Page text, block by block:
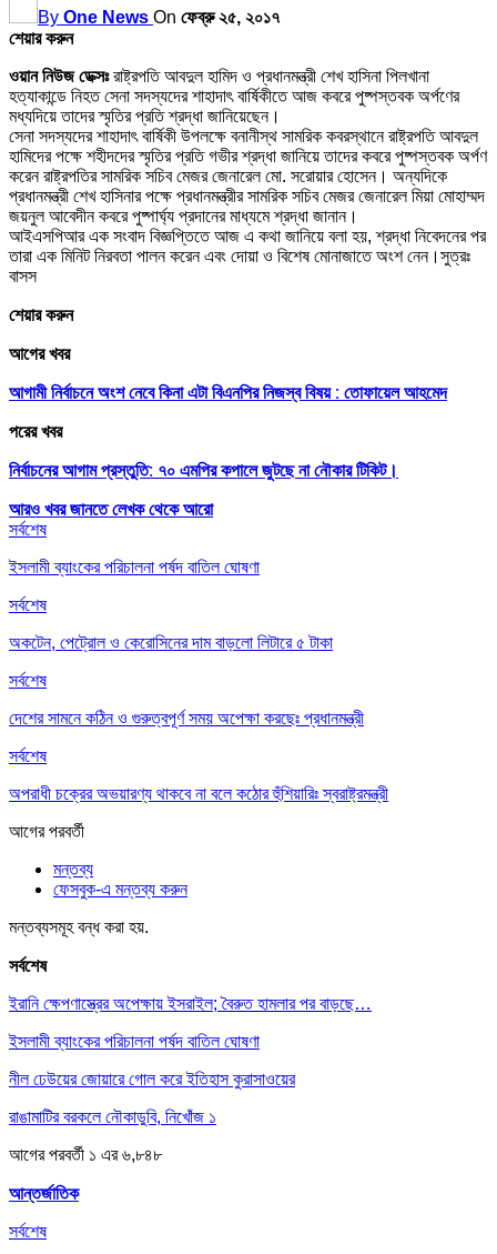
By One News On ফেব্রু ২৫, ২০১৭
শেয়ার করুন
ওয়ান নিউজ ডেক্সঃরাষ্ট্রপতি আবদুল হামিদ ও প্রধানমন্ত্রী শেখ হাসিনা পিলখানা
হত্যাকান্ডে নিহত সেনা সদস্যদের শাহাদাৎ বার্ষিকীতে আজ কবরে পুষ্পস্তবক অর্পণের
মধ্যদিয়ে তাদের স্মৃতির প্রতি শ্রদ্ধা জানিয়েছেন।
সেনা সদস্যদের শাহাদাৎ বার্ষিকী উপলক্ষে বনানীস্থ সামরিক কবরস্থানে রাষ্ট্রপতি আবদুল
হামিদের পক্ষে শহীদদের স্মৃতির প্রতি গভীর শ্রদ্ধা জানিয়ে তাদের কবরে পুষ্পস্তবক অর্পণ
করেন রাষ্ট্রপতির সামরিক সচিব মেজর জেনারেল মো. সরোয়ার হোসেন। অন্যদিকে
প্রধানমন্ত্রী শেখ হাসিনার পক্ষে প্রধানমন্ত্রীর সামরিক সচিব মেজর জেনারেল মিয়া মোহাম্মদ
জয়নুল আবেদীন কবরে পুষ্পার্ঘ্য প্রদানের মাধ্যমে শ্রদ্ধা জানান।
আইএসপিআর এক সংবাদ বিজ্ঞপ্তিতে আজ এ কথা জানিয়ে বলা হয়, শ্রদ্ধা নিবেদনের পর
তারা এক মিনিট নিরবতা পালন করেন এবং দোয়া ও বিশেষ মোনাজাতে অংশ নেন।সুত্রঃ
বাসস
শেয়ার করুন
আগের খবর
আগামী নির্বাচনে অংশ নেবে কিনা এটা বিএনপির নিজস্ব বিষয় : তোফায়েল আহমেদ
পরের খবর
নির্বাচনের আগাম প্রস্তুতি: ৭০ এমপির কপালে জুটছে না নৌকার টিকিট।
আরও খবর জানতে লেখক থেকে আরো
সর্বশেষ
ইসলামী ব্যাংকের পরিচালনা পর্ষদ বাতিল ঘোষণা
সর্বশেষ
অকটেন, পেট্রোল ও কেরোসিনের দাম বাড়লো লিটারে ৫ টাকা
সর্বশেষ
দেশের সামনে কঠিন ও গুরুত্বপূর্ণ সময় অপেক্ষা করছেঃ প্রধানমন্ত্রী
সর্বশেষ
অপরাধী চক্রের অভয়ারণ্য থাকবে না বলে কঠোর হুঁশিয়ারিঃ স্বরাষ্ট্রমন্ত্রী
আগেরপরবর্তী
মন্তব্য
ফেসবুক-এ মন্তব্য করুন
মন্তব্যসমূহ বন্ধ করা হয়.
সর্বশেষ
ইরানি ক্ষেপণাস্ত্রের অপেক্ষায় ইসরাইল; বৈরুত হামলার পর বাড়ছে…
ইসলামী ব্যাংকের পরিচালনা পর্ষদ বাতিল ঘোষণা
নীল ঢেউয়ের জোয়ারে গোল করে ইতিহাস কুরাসাওয়ের
রাঙামাটির বরকলে নৌকাডুবি, নিখোঁজ ১
আগেরপরবর্তী ১ এর ৬,৮৪৮
আন্তর্জাতিক
সর্বশেষ